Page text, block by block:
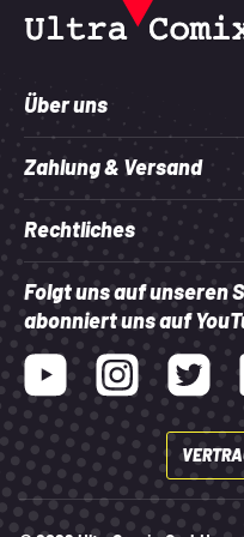
Über uns
Zahlung & Versand
Rechtliches
Folgt uns auf unseren
abonniert uns auf
Youtube InstagramTwitter